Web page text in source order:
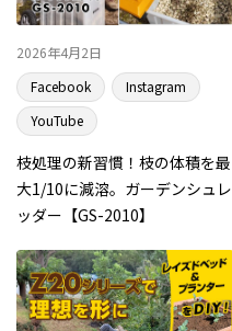
2026年4月2日
Facebook
Instagram
YouTube
枝処理の新習慣！枝の体積を最
大1/10に減溶。ガーデンシュレ
ッダー【GS-2010】